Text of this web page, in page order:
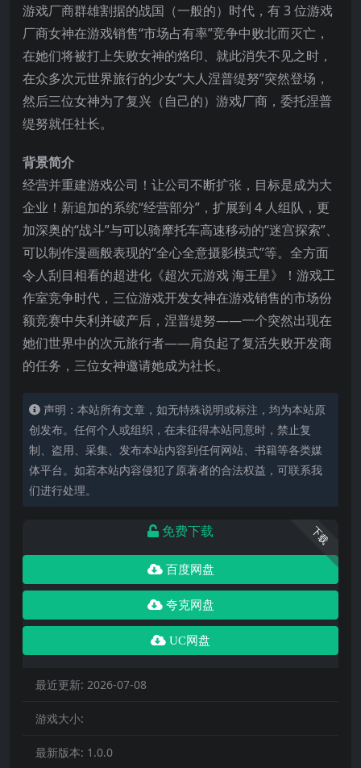
游戏厂商群雄割据的战国（一般的）时代，有 3 位游戏
厂商女神在游戏销售“市场占有率”竞争中败北而灭亡，
在她们将被打上失败女神的烙印、就此消失不见之时，
在众多次元世界旅行的少女“大人涅普缇努”突然登场，
然后三位女神为了复兴（自己的）游戏厂商，委托涅普
缇努就任社长。
背景简介
经营并重建游戏公司！让公司不断扩张，目标是成为大
企业！新追加的系统“经营部分”，扩展到 4 人组队，更
加深奥的“战斗”与可以骑摩托车高速移动的“迷宫探索”、
可以制作漫画般表现的“全心全意摄影模式”等。全方面
令人刮目相看的超进化《超次元游戏 海王星》！游戏工
作室竞争时代，三位游戏开发女神在游戏销售的市场份
额竞赛中失利并破产后，涅普缇努——一个突然出现在
她们世界中的次元旅行者——肩负起了复活失败开发商
的任务，三位女神邀请她成为社长。
声明：本站所有文章，如无特殊说明或标注，均为本站原
创发布。任何个人或组织，在未征得本站同意时，禁止复
制、盗用、采集、发布本站内容到任何网站、书籍等各类媒
体平台。如若本站内容侵犯了原著者的合法权益，可联系我
们进行处理。
下载
免费下载
百度网盘
夸克网盘
UC网盘
最近更新: 2026-07-08
游戏大小:
最新版本: 1.0.0